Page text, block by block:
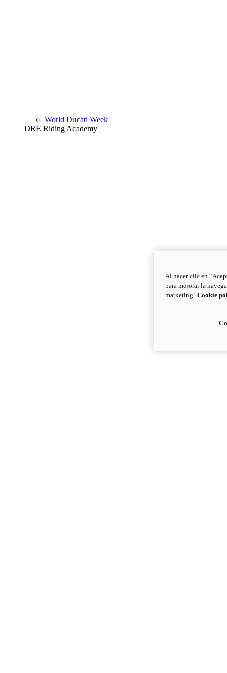
World Ducati Week
DRE Riding Academy
Al hacer clic en
para mejorar la
marketing. Cookie